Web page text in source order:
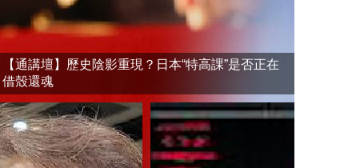
【通講壇】歷史陰影重現？日本“特高課”是否正在
借殼還魂